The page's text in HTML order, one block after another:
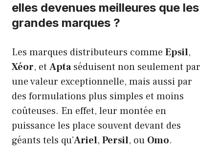
elles devenues meilleures que les
grandes marques ?
Les marques distributeurs comme Epsil,
Xéor, et Aptaséduisent non seulement par
une valeur exceptionnelle, mais aussi par
des formulations plus simples et moins
coûteuses. En effet, leur montée en
puissance les place souvent devant des
géants tels qu’Ariel, Persil, ou Omo.